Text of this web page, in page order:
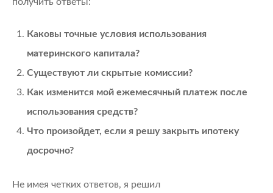
Каковы точные условия использования
материнского капитала?
Существуют ли скрытые комиссии?
Как изменится мой ежемесячный платеж после
использования средств?
Что произойдет, если я решу закрыть ипотеку
досрочно?
Не имея четких ответов, я решил